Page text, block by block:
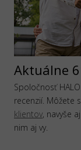
Aktuálne
Spoločnosť
recenzií. Môžete
klientov, navyše
nim aj vy.